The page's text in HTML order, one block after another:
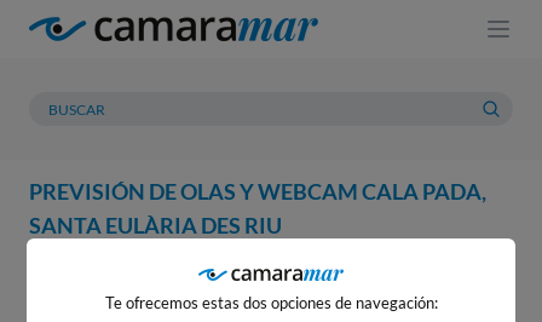
PREVISIÓN DE OLAS Y WEBCAM CALA PADA,
SANTA EULÀRIA DES RIU
PREVISIÓN METEOROLOGÍA
Te ofrecemos estas dos opciones de navegación: